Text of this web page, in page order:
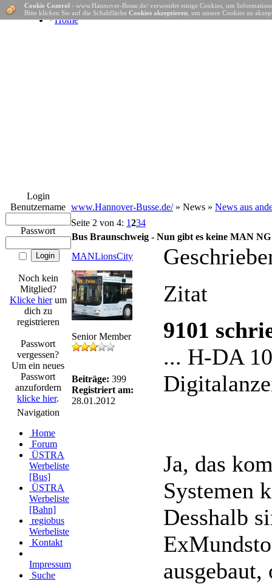
· Home
Login
Benutzername
Passwort
Noch kein
Mitglied?
Klicke hierum
dich zu
registrieren
Passwort
vergessen?
Um ein neues
Passwort
anzufordern
klicke hier.
Navigation
Home
Forum
ÜSTRA
Werbeliste
[Bus]
ÜSTRA
Werbeliste
[Bahn]
regiobus
Werbeliste
Kontakt
Impressum
Suche
Cookie Control - www.Hannover-Busse.de/ verwendet einige Cookies, um
Bitte klicken Sie auf die Schaltfläche Cookies akzeptieren , um unsere Cookies zu
www.Hannover-Busse.de/» News » News aus
Seite 2 von 4: 1234
Bus Braunschweig - Nun gibt es keine MAN
MANLionsCity
Senior Member
Beiträge: 399
Registriert am:
28.01.2012
Zitat
9101
... H-DA
Ja, das
Systemen
Desshalb